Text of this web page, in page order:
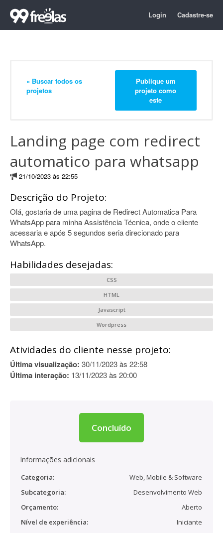
Login Cadastre-se
« Buscar todos os
projetos
Publique um
projeto como
este
Landing page com redirect
automatico para whatsapp
21/10/2023 às 22:55
Descrição do Projeto:
Olá, gostaria de uma pagina de Redirect Automatica Para
WhatsApp para minha Assistência Técnica, onde o cliente
acessaria e após 5 segundos seria direcionado para
WhatsApp.
Habilidades desejadas:
CSS
HTML
Javascript
Wordpress
Atividades do cliente nesse projeto:
Última visualização: 30/11/2023 às 22:58
Última interação: 13/11/2023 às 20:00
Concluído
Informações adicionais
Categoria:
Web, Mobile & Software
Subcategoria:
Desenvolvimento Web
Orçamento:
Aberto
Nível de experiência:
Iniciante